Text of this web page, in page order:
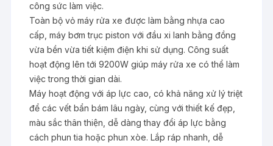
công sức làm việc.
Toàn bộ vỏ máy rửa xe được làm bằng nhựa cao
cấp, máy bơm trục piston với đầu xi lanh bằng đồng
vừa bền vừa tiết kiệm điện khi sử dụng. Công suất
hoạt động lên tới 9200W giúp máy rửa xe có thể làm
việc trong thời gian dài.
Máy hoạt động với áp lực cao, có khả năng xử lý triệt
để các vết bẩn bám lâu ngày, cùng với thiết kế đẹp,
màu sắc thân thiện, dễ dàng thay đổi áp lực bằng
cách phun tia hoặc phun xòe. Lắp ráp nhanh, dễ